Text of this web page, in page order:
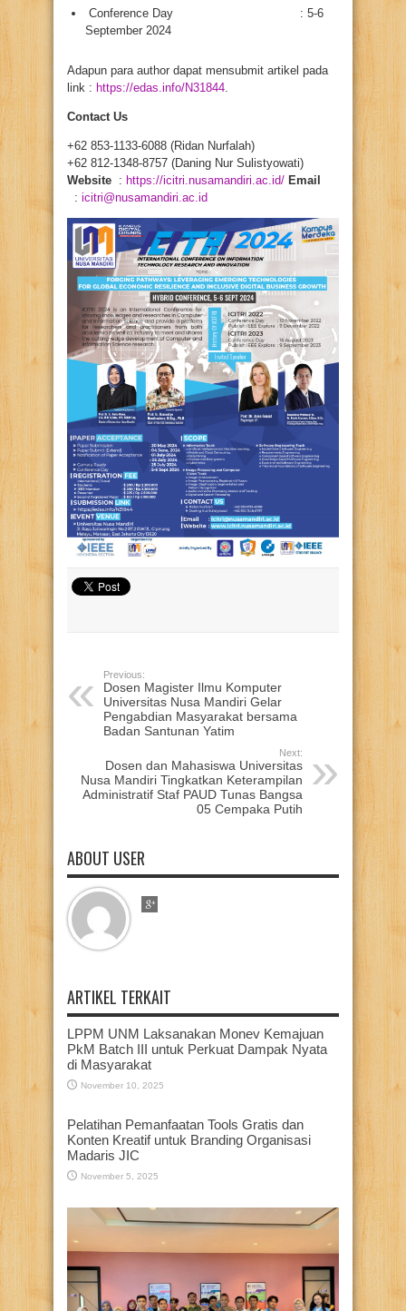
Conference Day : 5-6
September 2024
Adapun para author dapat mensubmit artikel pada
link : https://edas.info/N31844.
Contact Us
+62 853-1133-6088 (Ridan Nurfalah)
+62 812-1348-8757 (Daning Nur Sulistyowati)
Website : https://icitri.nusamandiri.ac.id/ Email
: icitri@nusamandiri.ac.id
Previous:
Dosen Magister Ilmu Komputer
Universitas Nusa Mandiri Gelar
Pengabdian Masyarakat bersama
Badan Santunan Yatim
Next:
Dosen dan Mahasiswa Universitas
Nusa Mandiri Tingkatkan Keterampilan
Administratif Staf PAUD Tunas Bangsa
05 Cempaka Putih
ABOUT USER
ARTIKEL TERKAIT
LPPM UNM Laksanakan Monev Kemajuan
PkM Batch III untuk Perkuat Dampak Nyata
di Masyarakat
November 10, 2025
Pelatihan Pemanfaatan Tools Gratis dan
Konten Kreatif untuk Branding Organisasi
Madaris JIC
November 5, 2025